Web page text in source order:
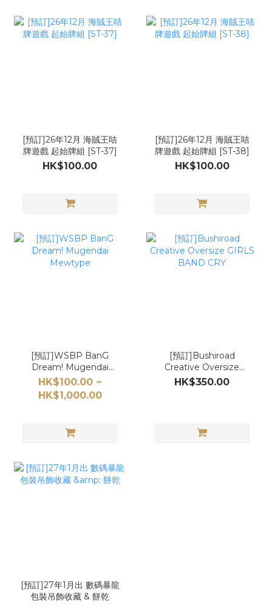
[預訂]26年12月 海賊王咭
牌遊戲 起始牌組 [ST-37]
HK$100.00
[預訂]26年12月 海賊王咭
牌遊戲 起始牌組 [ST-38]
HK$100.00
[預訂]WSBP BanG
Dream! Mugendai
Mewtype
HK$100.00 ~
HK$1,000.00
[預訂]Bushiroad
Creative Oversize
GIRLS BAND CRY
HK$350.00
[預訂]27年1月出 數碼暴龍
包裝吊飾收藏 & 餅乾